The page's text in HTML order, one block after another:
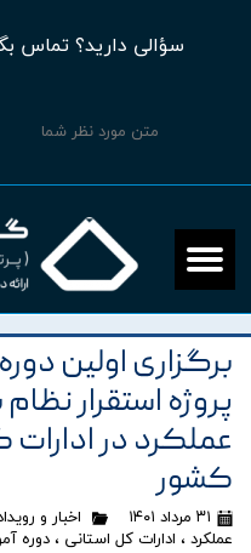
سؤالی دارید؟ تماس بگیرید
برگزاری اولین
پروژه استقرار
عملکرد در
کشور
۳۱ مرداد ۱۴۰۱ اخبار و
عملکرد ، ادارات کل استانی ، دوره